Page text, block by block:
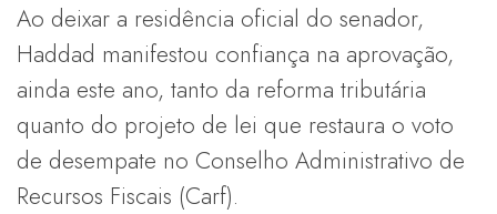
Ao deixar a residência oficial do senador,
Haddad manifestou confiança na aprovação,
ainda este ano, tanto da reforma tributária
quanto do projeto de lei que restaura o voto
de desempate no Conselho Administrativo de
Recursos Fiscais (Carf).